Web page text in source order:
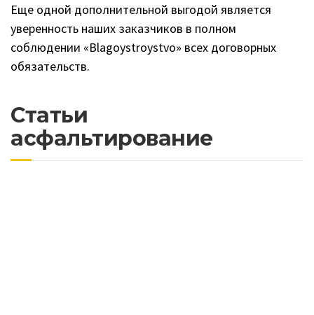
Еще одной дополнительной выгодой является
уверенность наших заказчиков в полном
соблюдении «Blagoystroystvo» всех договорных
обязательств.
Статьи
асфальтирование